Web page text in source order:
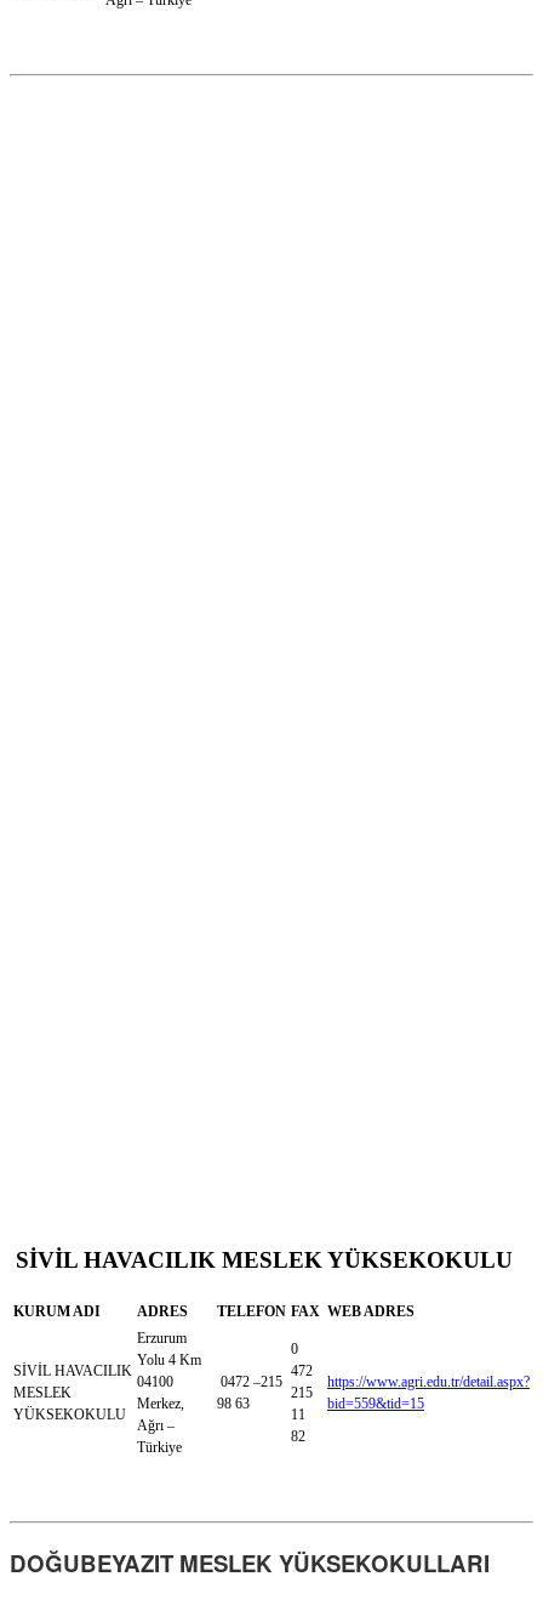
SİVİL HAVACILIK MESLEK YÜKSEKOKULU
KURUM ADI ADRES TELEFON FAX WEB ADRES
SİVİL HAVACILIK
MESLEK
YÜKSEKOKULU
Erzurum
Yolu 4 Km
04100
Merkez,
Ağrı –
Türkiye
0472 –215
98 63
0
472
215
11
82
https://www.agri.edu.tr/detail.aspx?
bid=559&tid=15
DOĞUBEYAZIT MESLEK YÜKSEKOKULLARI